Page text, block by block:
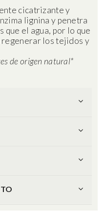
cicatrizante y
lignina y penetra
que el agua, por lo que
los tejidos y
de origen natural*